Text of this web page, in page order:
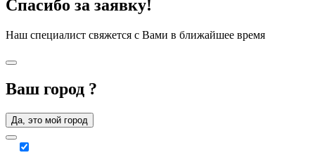
Спасибо за заявку!
Наш специалист свяжется с Вами в ближайшее время
Ваш город ?
Да, это мой город